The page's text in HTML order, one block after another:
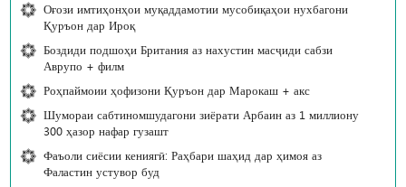
Оғози имтиҳонҳои муқаддамотии мусобиқаҳои нухбагони
Қуръон дар Ироқ
Боздиди подшоҳи Британия аз нахустин масҷиди сабзи
Аврупо + филм
Роҳпаймоии ҳофизони Қуръон дар Марокаш + акс
Шумораи сабтиномшудагони зиёрати Арбаин аз 1 миллиону
300 ҳазор нафар гузашт
Фаъоли сиёсии кениягӣ: Раҳбари шаҳид дар ҳимоя аз
Фаластин устувор буд